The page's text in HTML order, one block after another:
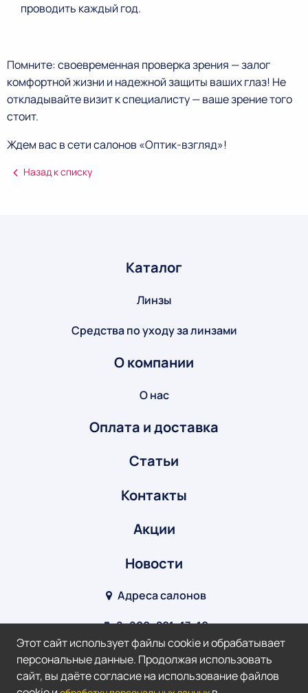
проводить каждый год.
Помните: своевременная проверка зрения — залог
комфортной жизни и надежной защиты ваших глаз! Не
откладывайте визит к специалисту — ваше зрение того
стоит.
Ждем вас в сети салонов «Оптик-взгляд»!
Назад к списку
Каталог
Линзы
Средства по уходу за линзами
О компании
О нас
Оплата и доставка
Статьи
Контакты
Акции
Новости
Адреса салонов
8‒800‒201‒17‒10
info@optik-v.ru
Мы в соц. сетях:
Этот сайт использует файлы cookie и обрабатывает
персональные данные. Продолжая использовать
сайт, вы даёте согласие на использование файлов